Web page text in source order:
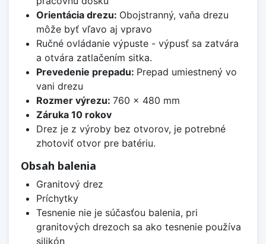
Orientácia drezu: Obojstranný, vaňa drezu
môže byť vľavo aj vpravo
Ručné ovládanie výpuste - výpusť sa zatvára
a otvára zatlačením sitka.
Prevedenie prepadu: Prepad umiestnený vo
vani drezu
Rozmer výrezu: 760 x 480 mm
Záruka 10 rokov
Drez je z výroby bez otvorov, je potrebné
zhotoviť otvor pre batériu.
Obsah balenia
Granitový drez
Príchytky
Tesnenie nie je súčasťou balenia, pri
granitových drezoch sa ako tesnenie používa
silikón